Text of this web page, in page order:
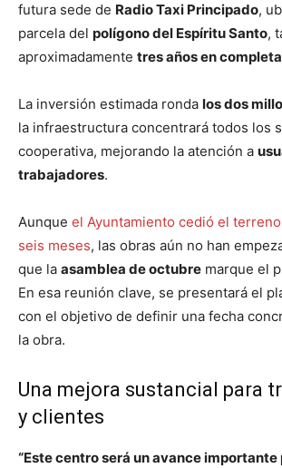
futura sede de Radio Taxi Principado,
parcela del polígono del Espíritu Santo,
aproximadamente tres años en
La inversión estimada ronda los dos
la infraestructura concentrará todos los
cooperativa, mejorando la atención a
trabajadores.
Aunque el Ayuntamiento cedió el
seis meses, las obras aún no han
que la asamblea de octubre marque el
En esa reunión clave, se presentará el
con el objetivo de definir una fecha
la obra.
Una mejora sustancial para
y clientes
“Este centro será un avance